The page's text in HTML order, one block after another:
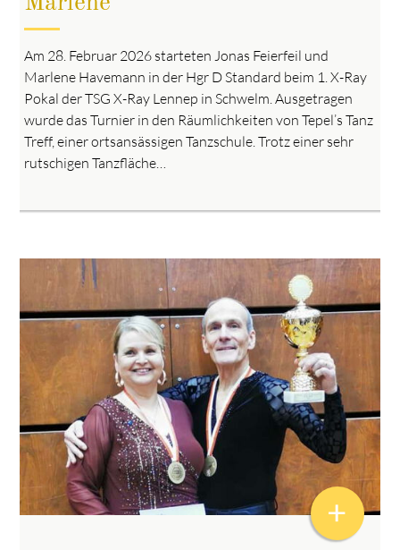
Am 28. Februar 2026 starteten Jonas Feierfeil und
Marlene Havemann in der Hgr D Standard beim 1. X-Ray
Pokal der TSG X-Ray Lennep in Schwelm. Ausgetragen
wurde das Turnier in den Räumlichkeiten von Tepel’s Tanz
Treff, einer ortsansässigen Tanzschule. Trotz einer sehr
rutschigen Tanzfläche…
+